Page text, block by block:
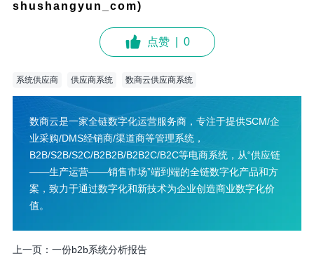
shushangyun_com)
点赞 0
系统供应商 供应商系统 数商云供应商系统
数商云是一家全链数字化运营服务商，专注于提供SCM/企
业采购/DMS经销商/渠道商等管理系统，
B2B/S2B/S2C/B2B2B/B2B2C/B2C等电商系统，从“供应链
——生产运营——销售市场”端到端的全链数字化产品和方
案，致力于通过数字化和新技术为企业创造商业数字化价
值。
上一页： 一份b2b系统分析报告